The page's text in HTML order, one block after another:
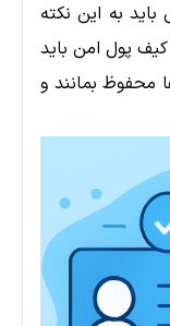
به این نکته
پول امن باید
محفوظ بمانند و